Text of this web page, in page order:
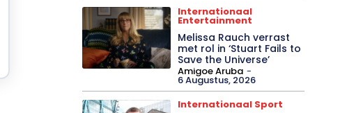
Internationaal
Entertainment
Melissa Rauch verrast
met rol in ‘Stuart Fails to
Save the Universe’
Amigoe Aruba -
6 Augustus, 2026
Internationaal Sport